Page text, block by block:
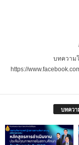
บทความ
https://
บทควา